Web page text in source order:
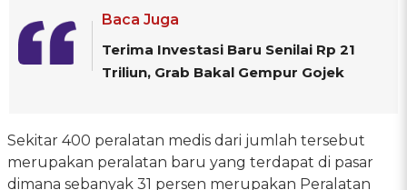
Baca Juga
Terima Investasi Baru Senilai Rp 21
Triliun, Grab Bakal Gempur Gojek
Sekitar 400 peralatan medis dari jumlah tersebut
merupakan peralatan baru yang terdapat di pasar
dimana sebanyak 31 persen merupakan Peralatan